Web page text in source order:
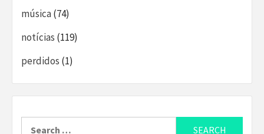
música(74)
notícias (119)
perdidos (1)